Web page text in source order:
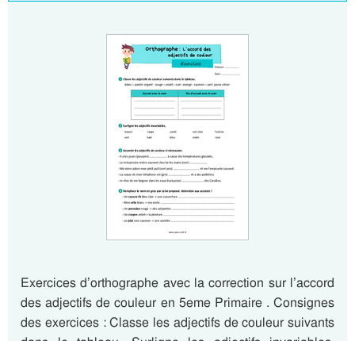
Exercices d’orthographe avec la correction sur l’accord
des adjectifs de couleur en 5eme Primaire . Consignes
des exercices : Classe les adjectifs de couleur suivants